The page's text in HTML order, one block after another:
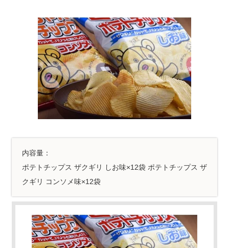
内容量：
ポテトチップス ザクギリ しお味×12袋 ポテトチップス ザ
クギリ コンソメ味×12袋